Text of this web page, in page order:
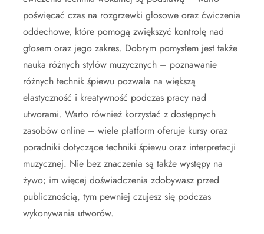
poświęcać czas na rozgrzewki głosowe oraz ćwiczenia
oddechowe, które pomogą zwiększyć kontrolę nad
głosem oraz jego zakres. Dobrym pomysłem jest także
nauka różnych stylów muzycznych – poznawanie
różnych technik śpiewu pozwala na większą
elastyczność i kreatywność podczas pracy nad
utworami. Warto również korzystać z dostępnych
zasobów online – wiele platform oferuje kursy oraz
poradniki dotyczące techniki śpiewu oraz interpretacji
muzycznej. Nie bez znaczenia są także występy na
żywo; im więcej doświadczenia zdobywasz przed
publicznością, tym pewniej czujesz się podczas
wykonywania utworów.